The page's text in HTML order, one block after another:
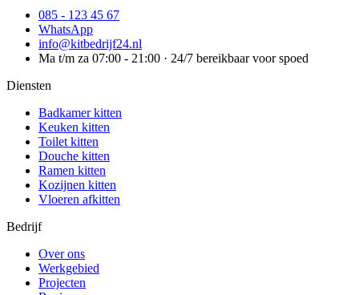
085 - 123 45 67
WhatsApp
info@kitbedrijf24.nl
Ma t/m za 07:00 - 21:00 · 24/7 bereikbaar voor spoed
Diensten
Badkamer kitten
Keuken kitten
Toilet kitten
Douche kitten
Ramen kitten
Kozijnen kitten
Vloeren afkitten
Bedrijf
Over ons
Werkgebied
Projecten